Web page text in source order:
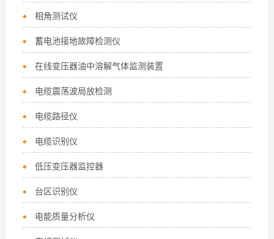
相角测试仪
蓄电池接地故障检测仪
在线变压器油中溶解气体监测装置
电缆震荡波局放检测
电缆路径仪
电缆识别仪
低压变压器监控器
台区识别仪
电能质量分析仪